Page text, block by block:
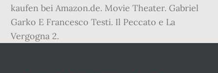
kaufen bei Amazon.de. Movie Theater. Gabriel
Garko E Francesco Testi. Il Peccato e La
Vergogna 2.